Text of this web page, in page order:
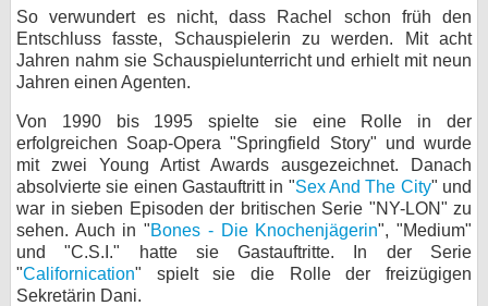
So verwundert es nicht, dass Rachel schon früh den
Entschluss fasste, Schauspielerin zu werden. Mit acht
Jahren nahm sie Schauspielunterricht und erhielt mit neun
Jahren einen Agenten.
Von 1990 bis 1995 spielte sie eine Rolle in der
erfolgreichen Soap-Opera "Springfield Story" und wurde
mit zwei Young Artist Awards ausgezeichnet. Danach
absolvierte sie einen Gastauftritt in "Sex And The City" und
war in sieben Episoden der britischen Serie "NY-LON" zu
sehen. Auch in "Bones - Die Knochenjägerin", "Medium"
und "C.S.I." hatte sie Gastauftritte. In der Serie
"Californication" spielt sie die Rolle der freizügigen
Sekretärin Dani.
bei Facebook
Nutzungsbedingungen
Datenschutz
Cookie-Einstellungen
Impressum